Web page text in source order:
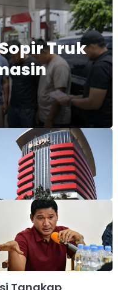
Truk